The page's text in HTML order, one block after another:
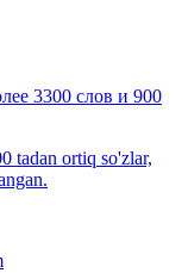
3300 слов и 900
tadan ortiq so'zlar,